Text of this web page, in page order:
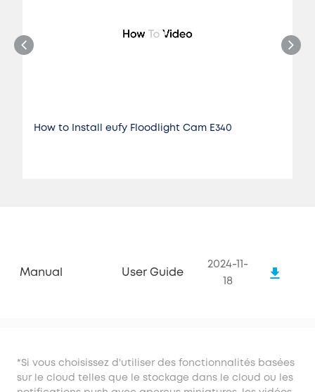
How to Install eufy Floodlight Cam E340
Manual User Guide
2024-11-
18
*Si vous choisissez d'utiliser des fonctionnalités basées
sur le cloud telles que le stockage dans le cloud ou les